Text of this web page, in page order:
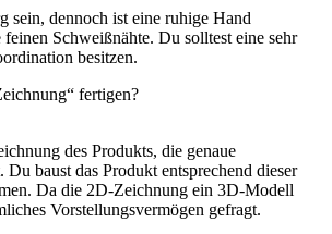
sein, dennoch ist eine ruhige Hand
Schweißnähte. Du solltest eine sehr
besitzen.
fertigen?
des Produkts, die genaue
Du baust das Produkt entsprechend dieser
Da die 2D-Zeichnung ein 3D-Modell
Vorstellungsvermögen gefragt.